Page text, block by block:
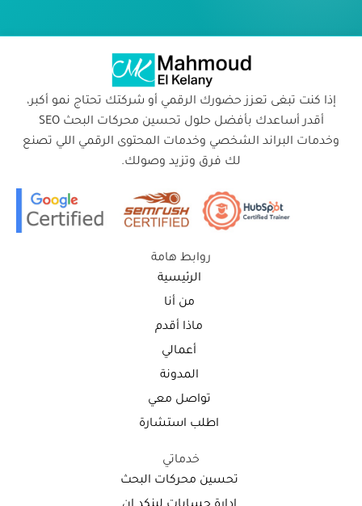
إذا كنت تبغى تعزز حضورك الرقمي أو شركتك تحتاج نمو أكبر،
أقدر أساعدك بأفضل حلول تحسين محركات البحث SEO
وخدمات البراند الشخصي وخدمات المحتوى الرقمي اللي تصنع
لك فرق وتزيد وصولك.
روابط هامة
الرئيسية
من أنا
ماذا أقدم
أعمالي
المدونة
تواصل معي
اطلب استشارة
خدماتي
تحسين محركات البحث